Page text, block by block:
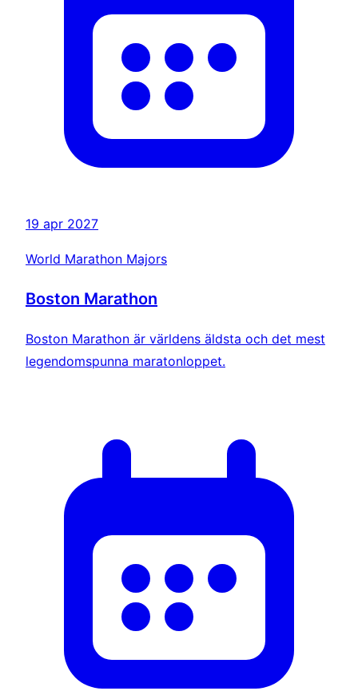
19 apr 2027
World Marathon Majors
Boston Marathon
Boston Marathon är världens äldsta och det mest
legendomspunna maratonloppet.